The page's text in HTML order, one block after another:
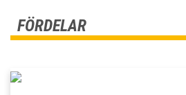
FÖRDELAR